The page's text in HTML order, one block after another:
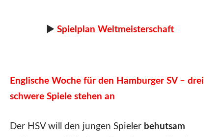
► Spielplan Weltmeisterschaft
Englische Woche für den Hamburger SV – drei
schwere Spiele stehen an
Der HSV will den jungen Spieler behutsam